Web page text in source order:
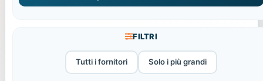
FILTRI
Tutti i fornitori Solo i più grandi